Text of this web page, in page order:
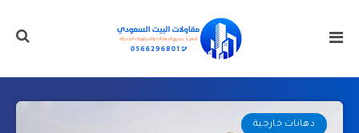
دهانات خارجية